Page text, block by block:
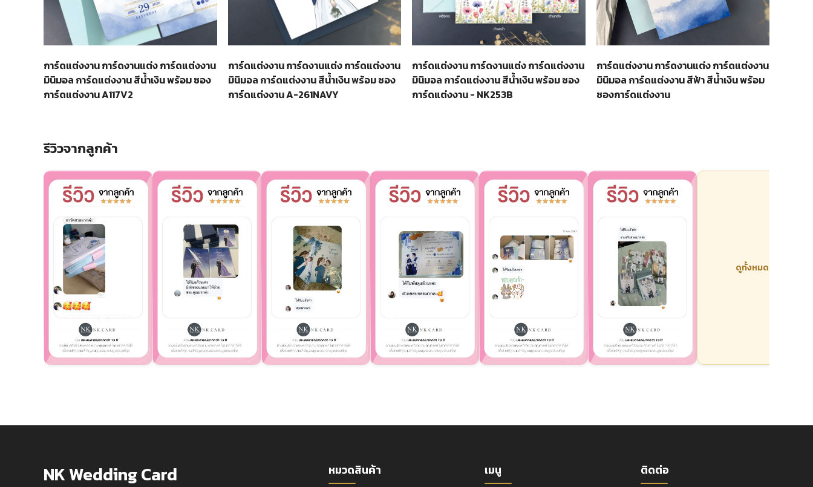
การ์ดแต่งงาน การ์ดงานแต่ง การ์ดแต่งงาน
มินิมอล การ์ดแต่งงาน สีน้ำเงิน พร้อม ซอง
การ์ดแต่งงาน A117V2
การ์ดแต่งงาน การ์ดงานแต่ง การ์ดแต่งงาน
มินิมอล การ์ดแต่งงาน สีน้ำเงิน พร้อม ซอง
การ์ดแต่งงาน A-261NAVY
การ์ดแต่งงาน การ์ดงานแต่ง การ์ดแต่งงาน
มินิมอล การ์ดแต่งงาน สีน้ำเงิน พร้อม ซอง
การ์ดแต่งงาน - NK253B
การ์ดแต่งงาน การ์ดงานแต่ง การ์ดแต่งงาน
มินิมอล การ์ดแต่งงาน สีฟ้า สีน้ำเงิน พร้อม
ซองการ์ดแต่งงาน
รีวิวจากลูกค้า
ดูทั้งหมด
NK Wedding Card หมวดสินค้า เมนู ติดต่อ